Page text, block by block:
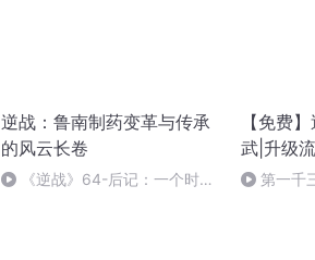
逆战：鲁南制药变革与传承
的风云长卷
《逆战》64-后记：一个时代
【免费
武|升级流
第一千